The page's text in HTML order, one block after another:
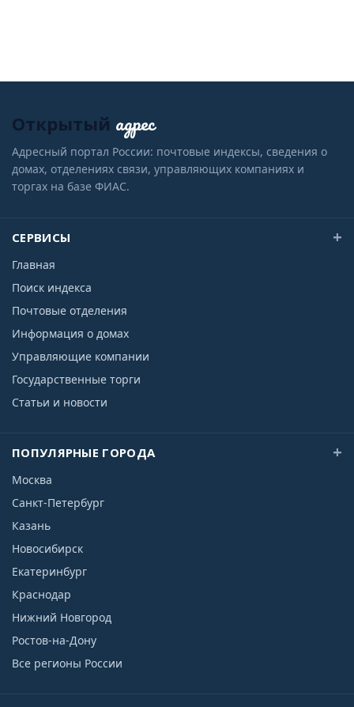
Открытый адрес
Адресный портал России: почтовые индексы, сведения о
домах, отделениях связи, управляющих компаниях и
торгах на базе ФИАС.
СЕРВИСЫ
Главная
Поиск индекса
Почтовые отделения
Информация о домах
Управляющие компании
Государственные торги
Статьи и новости
ПОПУЛЯРНЫЕ ГОРОДА
Москва
Санкт-Петербург
Казань
Новосибирск
Екатеринбург
Краснодар
Нижний Новгород
Ростов-на-Дону
Все регионы России